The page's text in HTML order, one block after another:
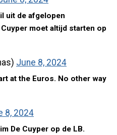
uit de afgelopen
moet altijd starten op
June 8, 2024
at the Euros. No other way
8, 2024
De Cuyper op de LB.